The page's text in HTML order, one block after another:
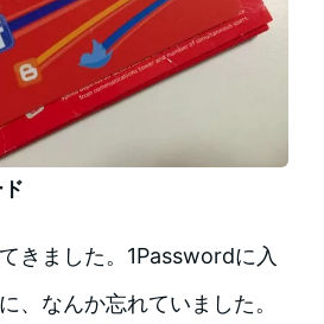
きました。1Passwordに入
、なんか忘れていました。